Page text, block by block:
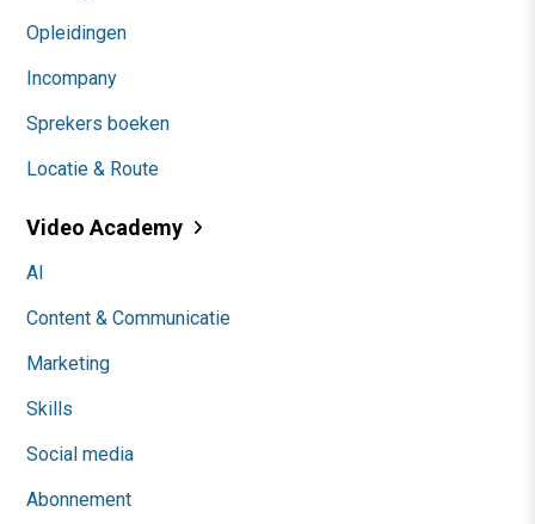
Opleidingen
Incompany
Sprekers boeken
Locatie & Route
Video Academy
AI
Content & Communicatie
Marketing
Skills
Social media
Abonnement